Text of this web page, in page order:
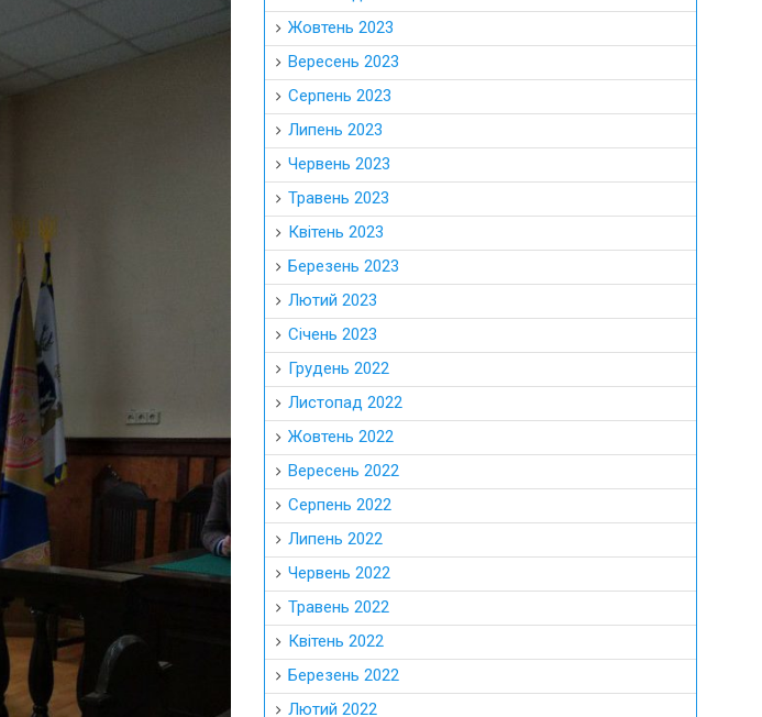
Жовтень 2023
Вересень 2023
Серпень 2023
Липень 2023
Червень 2023
Травень 2023
Квітень 2023
Березень 2023
Лютий 2023
Січень 2023
Грудень 2022
Листопад 2022
Жовтень 2022
Вересень 2022
Серпень 2022
Липень 2022
Червень 2022
Травень 2022
Квітень 2022
Березень 2022
Лютий 2022